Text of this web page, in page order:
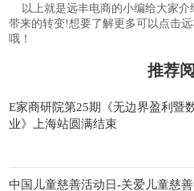
以上就是远丰电商的小编给大家介
带来的转变!想要了解更多可以点击
哦！
推荐
E家商研院第25期《无边界盈利暨
业》上海站圆满结束
中国儿童慈善活动日-关爱儿童慈